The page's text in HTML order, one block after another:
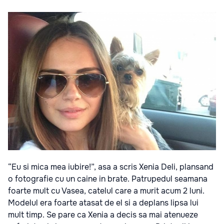
“Eu si mica mea iubire!”, asa a scris Xenia Deli, plansand
o fotografie cu un caine in brate. Patrupedul seamana
foarte mult cu Vasea, catelul care a murit acum 2 luni.
Modelul era foarte atasat de el si a deplans lipsa lui
mult timp. Se pare ca Xenia a decis sa mai atenueze